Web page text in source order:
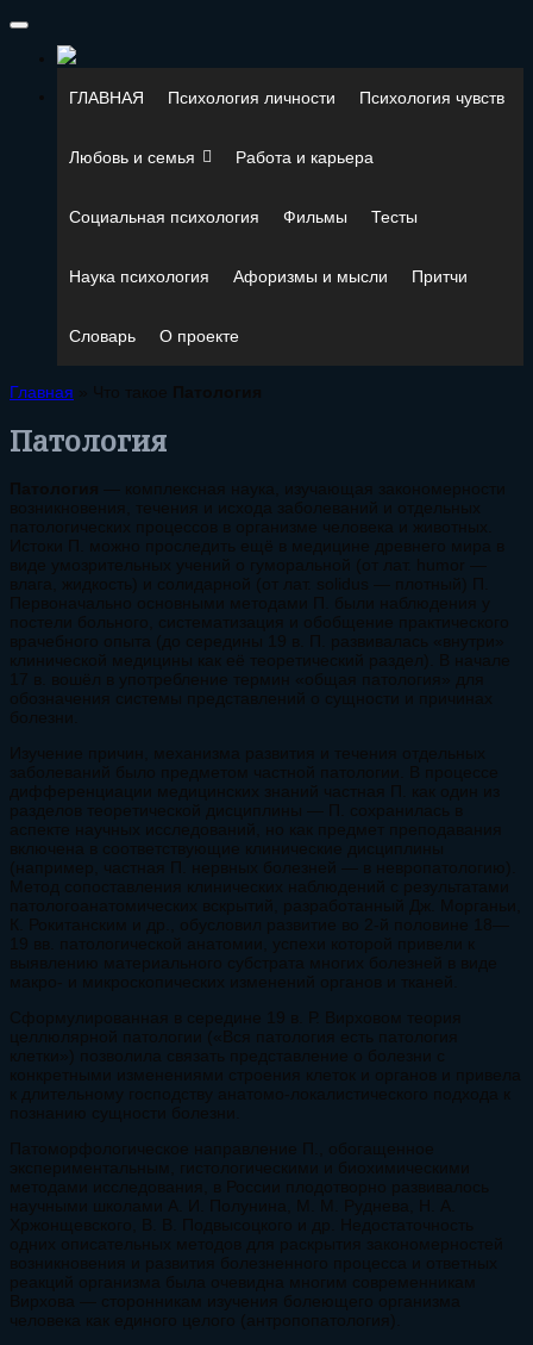
ГЛАВНАЯ Психология личности Психология чувств
Любовь и семья Работа и карьера
Социальная психология Фильмы Тесты
Наука психология Афоризмы и мысли Притчи
Словарь О проекте
Главная » Что такое Патология
Патология
Патология
— комплексная наука, изучающая закономерности
возникновения, течения и исхода заболеваний и отдельных
патологических процессов в организме человека и животных.
Истоки П. можно проследить ещё в медицине древнего мира в
виде умозрительных учений о гуморальной (от лат. humor —
влага, жидкость) и солидарной (от лат. solidus — плотный) П.
Первоначально основными методами П. были наблюдения у
постели больного, систематизация и обобщение практического
врачебного опыта (до середины 19 в. П. развивалась «внутри»
клинической медицины как её теоретический раздел). В начале
17 в. вошёл в употребление термин «общая патология» для
обозначения системы представлений о сущности и причинах
болезни.
Изучение причин, механизма развития и течения отдельных
заболеваний было предметом частной патологии. В процессе
дифференциации медицинских знаний частная П. как один из
разделов теоретической дисциплины — П. сохранилась в
аспекте научных исследований, но как предмет преподавания
включена в соответствующие клинические дисциплины
(например, частная П. нервных болезней — в невропатологию).
Метод сопоставления клинических наблюдений с результатами
патологоанатомических вскрытий, разработанный Дж. Морганьи,
К. Рокитанским и др., обусловил развитие во 2-й половине 18—
19 вв. патологической анатомии, успехи которой привели к
выявлению материального субстрата многих болезней в виде
макро- и микроскопических изменений органов и тканей.
Сформулированная в середине 19 в. Р. Вирховом теория
целлюлярной патологии («Вся патология есть патология
клетки») позволила связать представление о болезни с
конкретными изменениями строения клеток и органов и привела
к длительному господству анатомо-локалистического подхода к
познанию сущности болезни.
Патоморфологическое направление П., обогащенное
экспериментальным, гистологическими и биохимическими
методами исследования, в России плодотворно развивалось
научными школами А. И. Полунина, М. М. Руднева, Н. А.
Хржонщевского, В. В. Подвысоцкого и др. Недостаточность
одних описательных методов для раскрытия закономерностей
возникновения и развития болезненного процесса и ответных
реакций организма была очевидна многим современникам
Вирхова — сторонникам изучения болеющего организма
человека как единого целого (антропопатология).